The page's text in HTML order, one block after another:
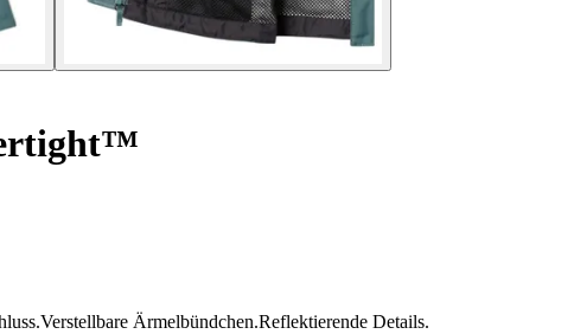
Ärmelbündchen.Reflektierende Details.